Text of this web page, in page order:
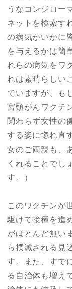
うなコンジロー
ネットを検索す
の病気がいかに
を与えるかは簡
れらの病気をワ
れは素晴らしい
でいますが、も
宮頸がんワクチ
関わらず女性の
する姿に惚れ直
女のご両親も、
くれることでし
す。）
このワクチンが
駆けて接種を進
がほとんど無い
ら撲滅される見
す。また、すで
る自治体も増え